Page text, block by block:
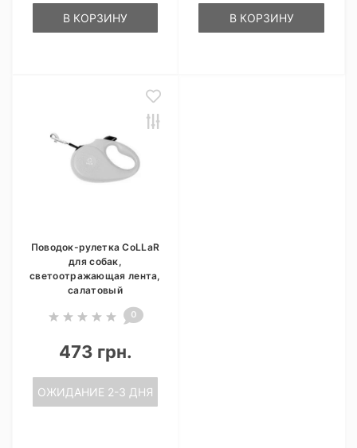
В КОРЗИНУ В КОРЗИНУ
Поводок-рулетка CoLLaR
для собак,
светоотражающая лента,
салатовый
0
473 грн.
ОЖИДАНИЕ 2-3 ДНЯ